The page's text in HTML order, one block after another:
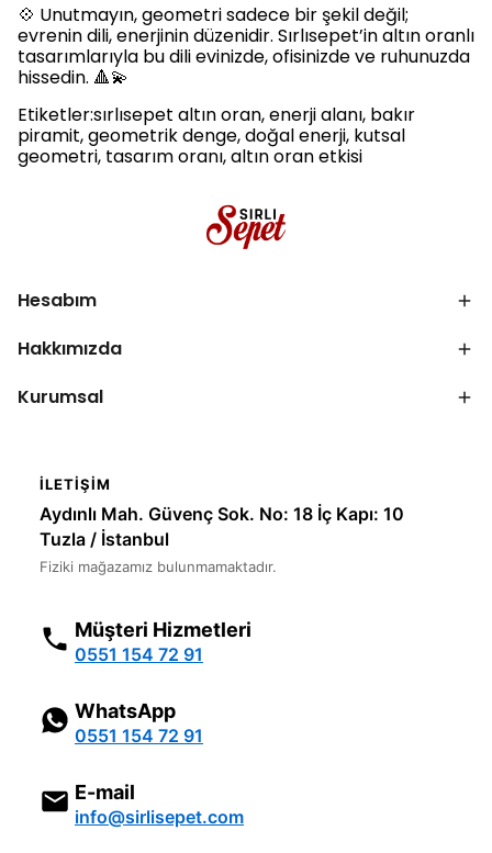
💠 Unutmayın, geometri sadece bir şekil değil;
evrenin dili, enerjinin düzenidir. Sırlısepet’in altın oranlı
tasarımlarıyla bu dili evinizde, ofisinizde ve ruhunuzda
hissedin. 🔺💫
Etiketler:sırlısepet altın oran, enerji alanı, bakır
piramit, geometrik denge, doğal enerji, kutsal
geometri, tasarım oranı, altın oran etkisi
Hesabım
Hakkımızda
Kurumsal
İLETIŞIM
Aydınlı Mah. Güvenç Sok. No: 18 İç Kapı: 10
Tuzla / İstanbul
Fiziki mağazamız bulunmamaktadır.
Müşteri Hizmetleri
0551 154 72 91
WhatsApp
0551 154 72 91
E-mail
info@sirlisepet.com